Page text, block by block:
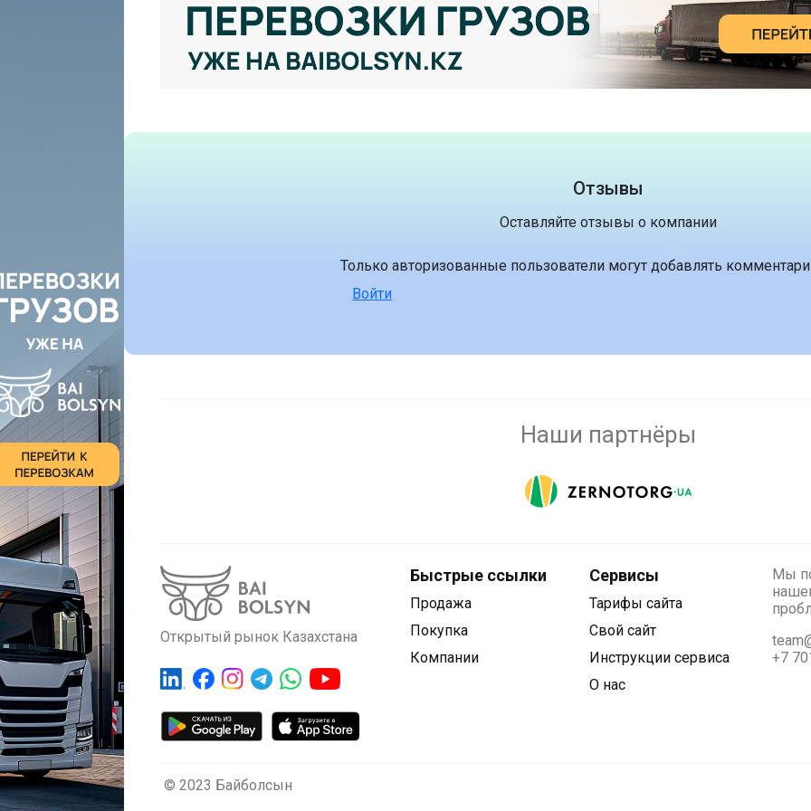
Отзывы
Оставляйте отзывы о компании
Только авторизованные пользователи могут добавлять
Войти
Наши партнёры
Открытый рынок Казахстана
Быстрые ссылки
Продажа
Покупка
Компании
Сервисы
Тарифы сайта
Свой сайт
Инструкции сервиса
О нас
Мы
+7
© 2023 Байболсын